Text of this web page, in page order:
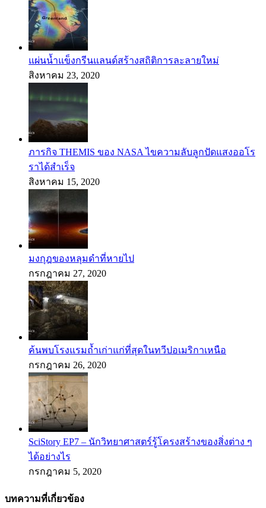
แผ่นน้ำแข็งกรีนแลนด์สร้างสถิติการละลายใหม่
สิงหาคม 23, 2020
ภารกิจ THEMIS ของ NASA ไขความลับลูกปัดแสงออโร
ราได้สำเร็จ
สิงหาคม 15, 2020
มงกุฎของหลุมดำที่หายไป
กรกฎาคม 27, 2020
ค้นพบโรงแรมถ้ำเก่าแก่ที่สุดในทวีปอเมริกาเหนือ
กรกฎาคม 26, 2020
SciStory EP7 – นักวิทยาศาสตร์รู้โครงสร้างของสิ่งต่าง ๆ
ได้อย่างไร
กรกฎาคม 5, 2020
บทความที่เกี่ยวข้อง